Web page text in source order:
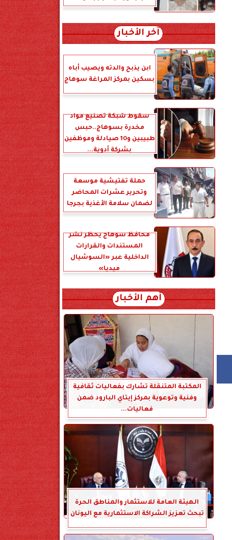
آخر الأخبار
ابن يذبح والدته ويصيب أباه
بسكين بمركز المراغة سوهاج
سقوط شبكة تصنيع مواد
مخدرة بسوهاج..حبس
طبيبين و10 صيادلة وموظفين
بشركة أدوية...
حملة تفتيشية موسعة
وتحرير عشرات المحاضر
لضمان سلامة الأغذية بجرجا
محافظ سوهاج يحظر نشر
المستندات والقرارات
الداخلية عبر «السوشيال
ميديا»
أهم الأخبار
المكتبة المتنقلة تشارك بفعاليات ثقافية
وفنية وتوعوية بمركز إيتاي البارود ضمن
فعاليات...
الهيئة العامة للاستثمار والمناطق الحرة
تبحث تعزيز الشراكة الاستثمارية مع اليونان